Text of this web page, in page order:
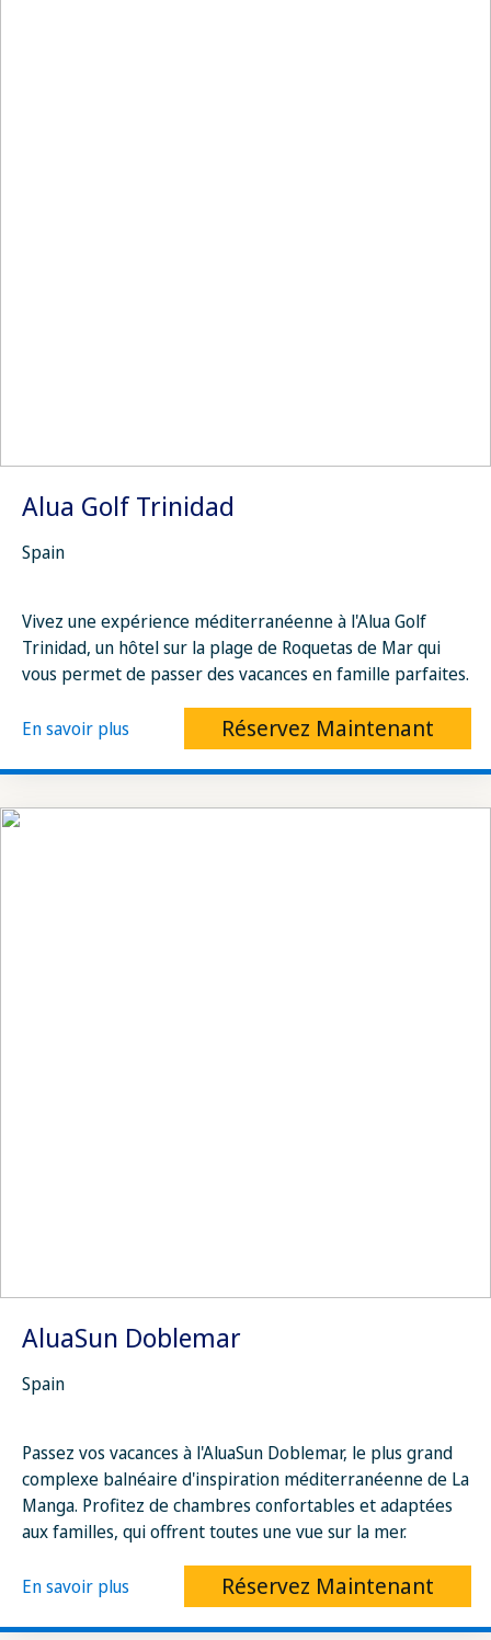
Alua Golf Trinidad
Spain
Vivez une expérience méditerranéenne à l'Alua Golf
Trinidad, un hôtel sur la plage de Roquetas de Mar qui
vous permet de passer des vacances en famille parfaites.
En savoir plus Réservez Maintenant
AluaSun Doblemar
Spain
Passez vos vacances à l'AluaSun Doblemar, le plus grand
complexe balnéaire d'inspiration méditerranéenne de La
Manga. Profitez de chambres confortables et adaptées
aux familles, qui offrent toutes une vue sur la mer.
En savoir plus Réservez Maintenant